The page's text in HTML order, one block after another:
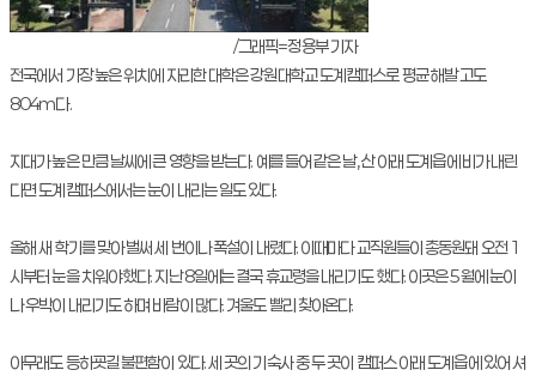
/그래픽=정용부 기자
전국에서 가장 높은 위치에 자리한 대학은 강원대학교 도계캠퍼스로 평균 해발 고도
804m다.
지대가 높은 만큼 날씨에 큰 영향을 받는다. 예를 들어 같은 날, 산 아래 도계읍에 비가 내린
다면 도계캠퍼스에서는 눈이 내리는 일도 있다.
올해 새 학기를 맞아 벌써 세 번이나 폭설이 내렸다. 이때마다 교직원들이 총동원돼 오전 1
시부터 눈을 치워야 했다. 지난 8일에는 결국 휴교령을 내리기도 했다. 이곳은 5월에 눈이
나 우박이 내리기도 하며 바람이 많다. 겨울도 빨리 찾아온다.
아무래도 등하굣길 불편함이 있다. 세 곳의 기숙사 중 두 곳이 캠퍼스 아래 도계읍에 있어 셔